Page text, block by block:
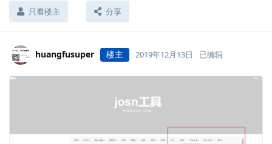
只看楼主 分享
huangfusuper 楼主 2019年12月13日 已编辑